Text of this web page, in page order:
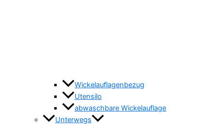
Wickelauflagenbezug
Utensilo
abwaschbare Wickelauflage
Unterwegs